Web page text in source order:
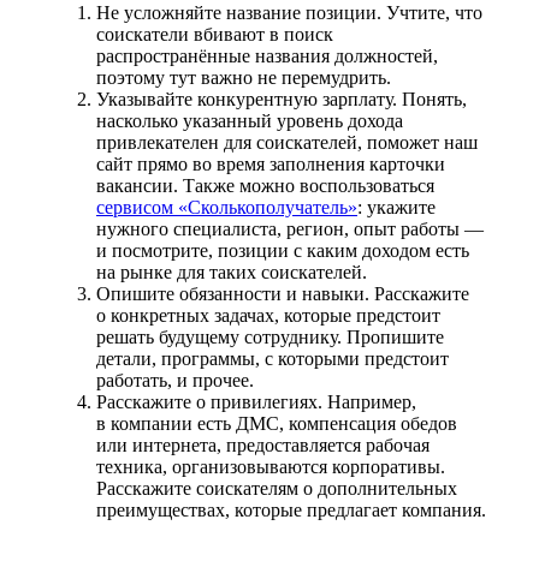
Не усложняйте название позиции. Учтите, что
соискатели вбивают в поиск
распространённые названия должностей,
поэтому тут важно не перемудрить.
Указывайте конкурентную зарплату. Понять,
насколько указанный уровень дохода
привлекателен для соискателей, поможет наш
сайт прямо во время заполнения карточки
вакансии. Также можно воспользоваться
сервисом «Сколькополучатель»: укажите
нужного специалиста, регион, опыт работы —
и посмотрите, позиции с каким доходом есть
на рынке для таких соискателей.
Опишите обязанности и навыки. Расскажите
о конкретных задачах, которые предстоит
решать будущему сотруднику. Пропишите
детали, программы, с которыми предстоит
работать, и прочее.
Расскажите о привилегиях. Например,
в компании есть ДМС, компенсация обедов
или интернета, предоставляется рабочая
техника, организовываются корпоративы.
Расскажите соискателям о дополнительных
преимуществах, которые предлагает компания.